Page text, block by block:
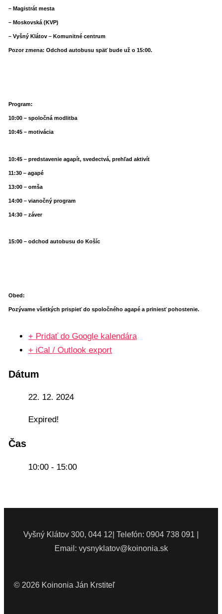
– Magistrát mesta
– Moskovská (KVP)
– Vyšný Klátov – Komunitné centrum
Pozor zmena: Odchod autobusu späť bude už o 15:00.
Program:
10:00 – spoločná modlitba
10:45 – motivácia
10:45 – predstavenie agapít, svedectvá, prehľad aktivít
11:30 – agapé
13:00 – omša
14:00 – vianočný program
14:30 – záver
15:00 – odchod autobusu do Košíc
Obed:
Pozývame všetkých prispieť do spoločného agapé a priniesť pohostenie.
+ Pridať do Google kalendára
+ iCal / Outlook export
Dátum
22. 12. 2024
Expired!
Čas
10:00 - 15:00
Vyšný Klátov 300, 044 12| Telefón: 0904 738 091 |
Email: vysnyklatov@koinonia.sk
© 2026 Koinonia Ján Krstiteľ